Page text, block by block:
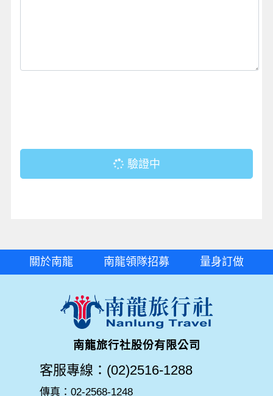
驗證中
關於南龍 南龍領隊招募 量身訂做
南龍旅行社股份有限公司
客服專線：(02)2516-1288
傳真：02-2568-1248